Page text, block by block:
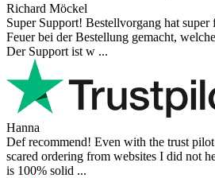
Richard Möckel
Super Support! Bestellvorgang hat
Feuer bei der Bestellung gemacht,
Der Support ist w ...
Hanna
Def recommend! Even with the trust
scared ordering from websites I did not
is 100% solid ...